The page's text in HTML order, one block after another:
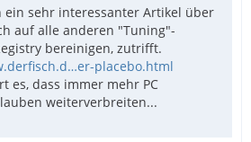
ein sehr interessanter Artikel über
auf alle anderen "Tuning"-
bereinigen, zutrifft.
placebo.html
es, dass immer mehr PC
weiterverbreiten...